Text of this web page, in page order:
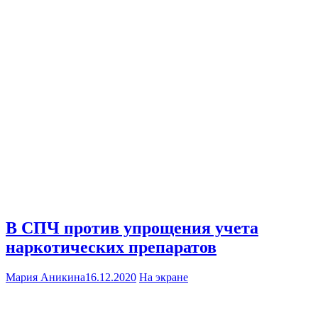
В СПЧ против упрощения учета
наркотических препаратов
Мария Аникина16.12.2020 На экране